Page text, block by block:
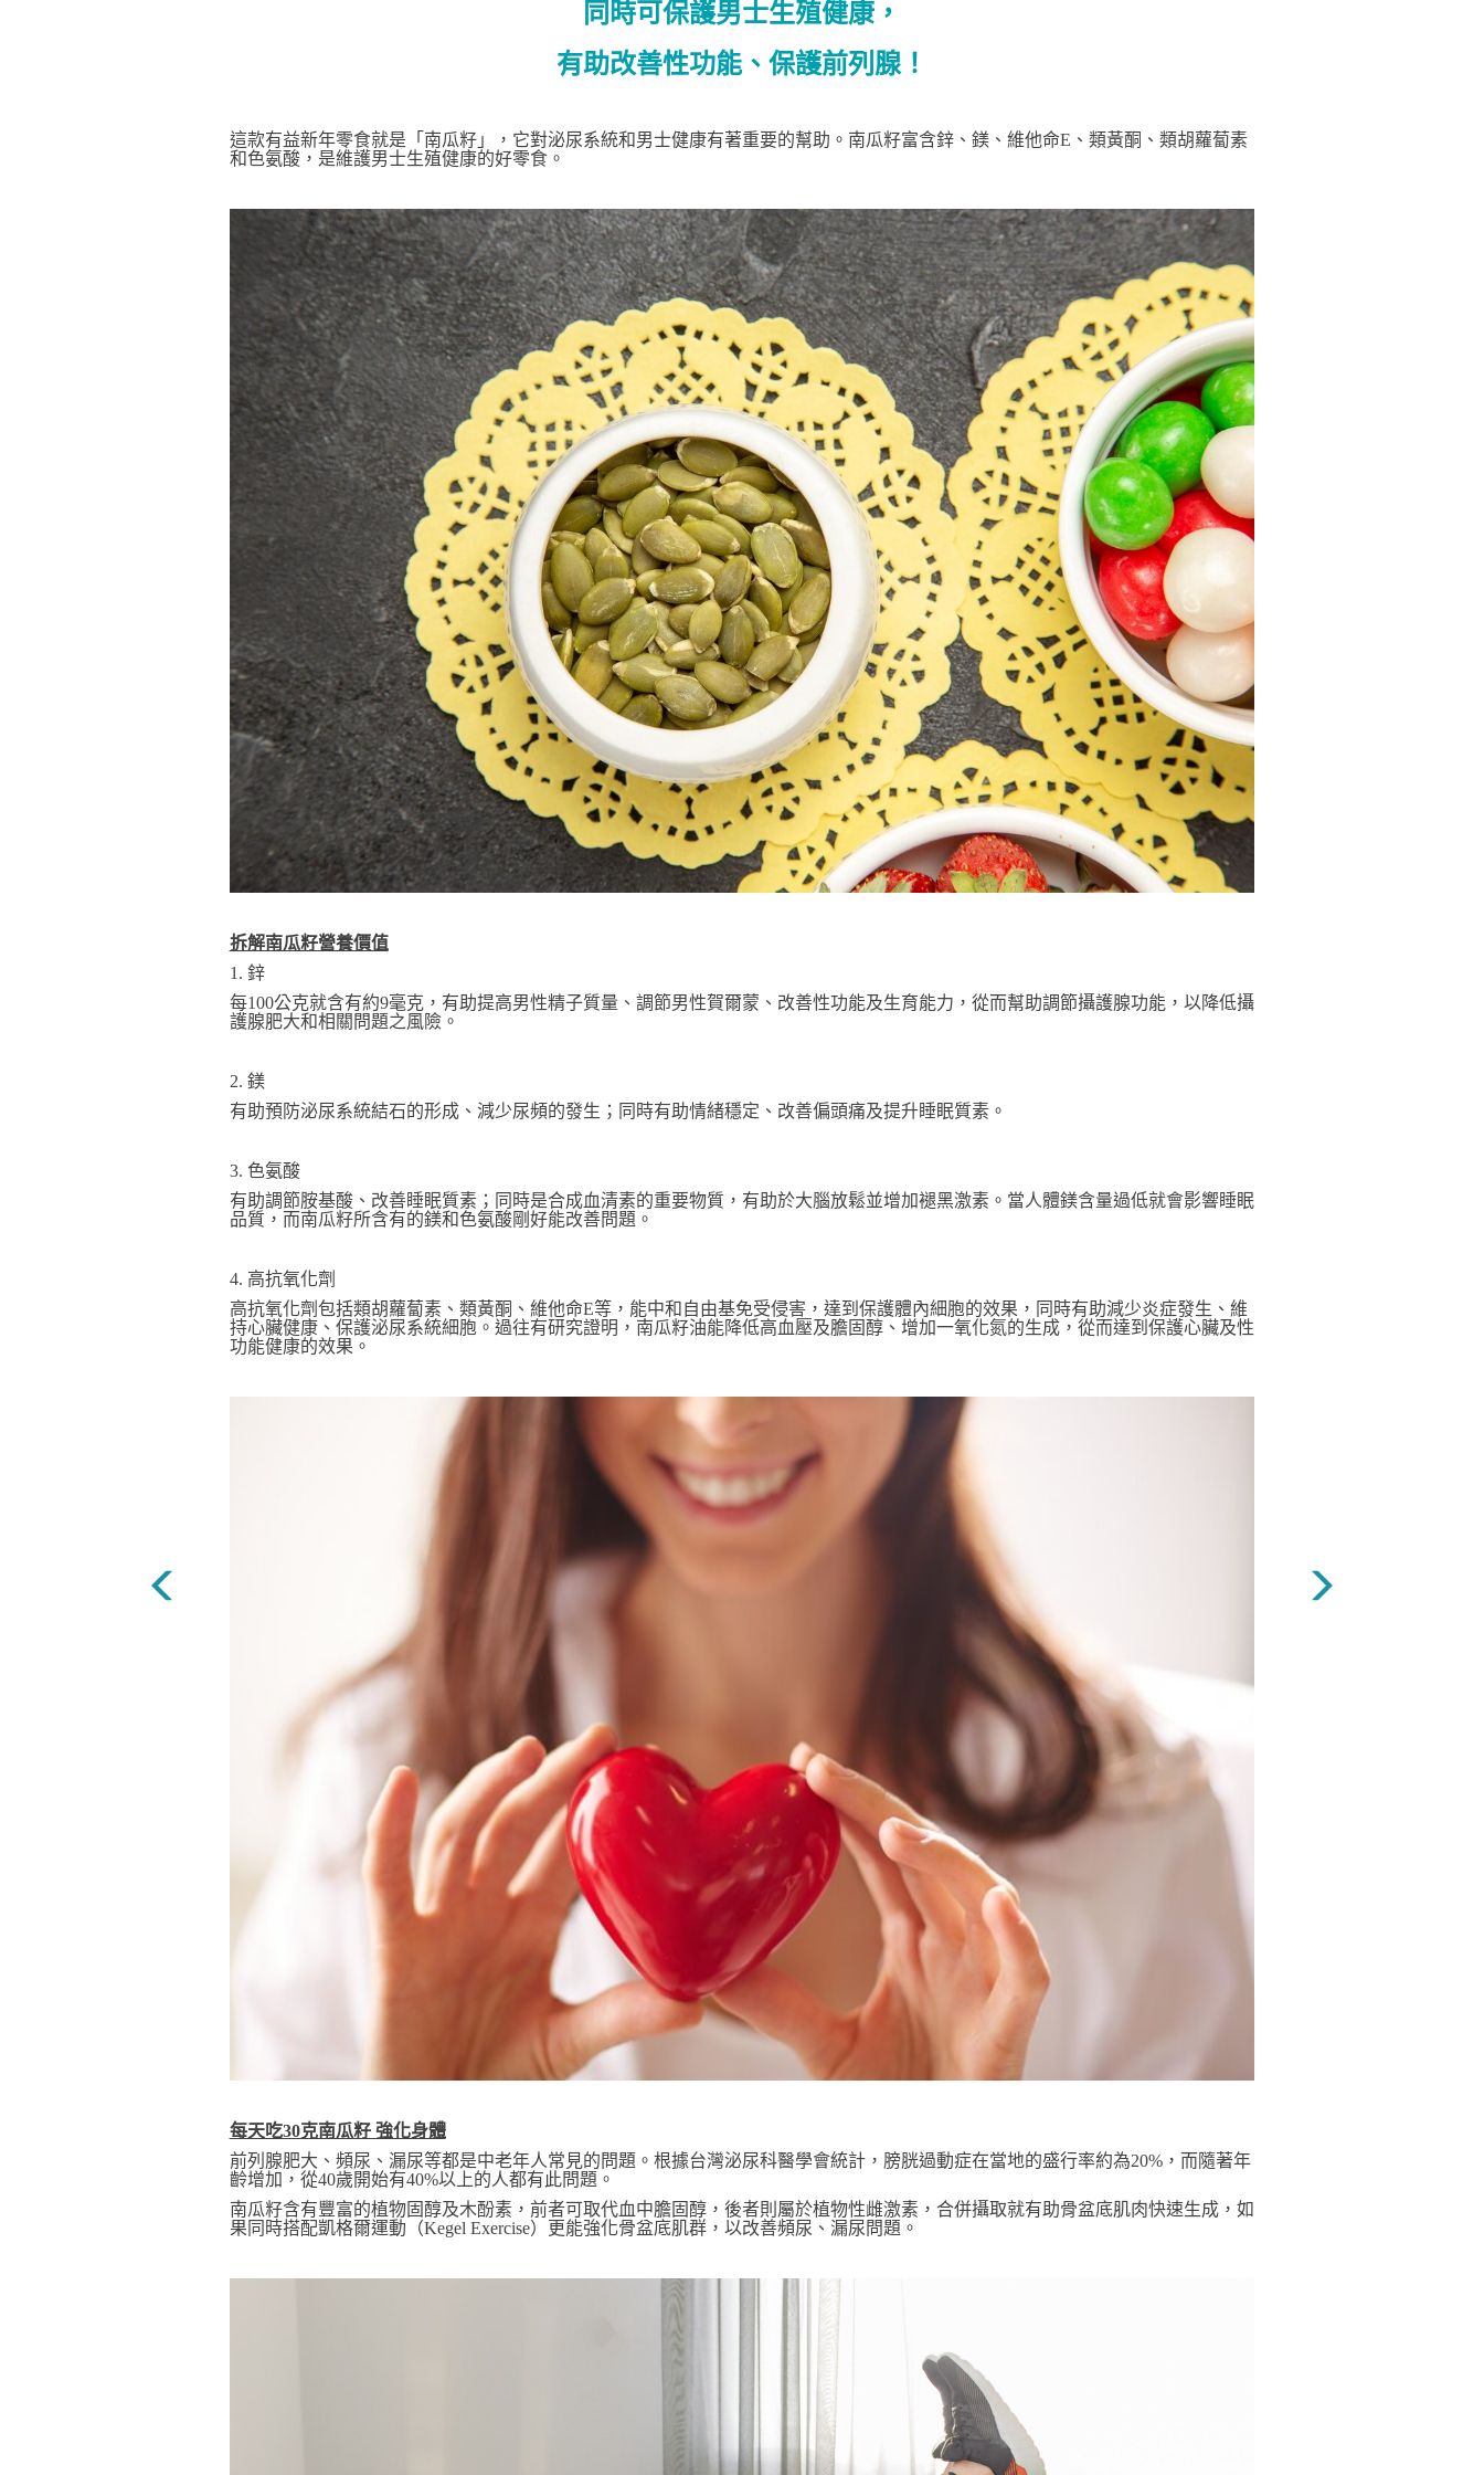
同時可保護男士生殖健康，
有助改善性功能、保護前列腺！
這款有益新年零食就是「南瓜籽」，它對泌尿系統和男士健康有著重要的幫助。南瓜籽富含鋅、鎂、維他命E、類黃酮、類胡蘿蔔素
和色氨酸，是維護男士生殖健康的好零食。
拆解南瓜籽營養價值
1. 鋅
每100公克就含有約9毫克，有助提高男性精子質量、調節男性賀爾蒙、改善性功能及生育能力，從而幫助調節攝護腺功能，以降低攝
護腺肥大和相關問題之風險。
2. 鎂
有助預防泌尿系統結石的形成、減少尿頻的發生；同時有助情緒穩定、改善偏頭痛及提升睡眠質素。
3. 色氨酸
有助調節胺基酸、改善睡眠質素；同時是合成血清素的重要物質，有助於大腦放鬆並增加褪黑激素。當人體鎂含量過低就會影響睡眠
品質，而南瓜籽所含有的鎂和色氨酸剛好能改善問題。
4. 高抗氧化劑
高抗氧化劑包括類胡蘿蔔素、類黃酮、維他命E等，能中和自由基免受侵害，達到保護體內細胞的效果，同時有助減少炎症發生、維
持心臟健康、保護泌尿系統細胞。過往有研究證明，南瓜籽油能降低高血壓及膽固醇、增加一氧化氮的生成，從而達到保護心臟及性
功能健康的效果。
每天吃30克南瓜籽 強化身體
前列腺肥大、頻尿、漏尿等都是中老年人常見的問題。根據台灣泌尿科醫學會統計，膀胱過動症在當地的盛行率約為20%，而隨著年
齡增加，從40歲開始有40%以上的人都有此問題。
南瓜籽含有豐富的植物固醇及木酚素，前者可取代血中膽固醇，後者則屬於植物性雌激素，合併攝取就有助骨盆底肌肉快速生成，如
果同時搭配凱格爾運動（Kegel Exercise）更能強化骨盆底肌群，以改善頻尿、漏尿問題。